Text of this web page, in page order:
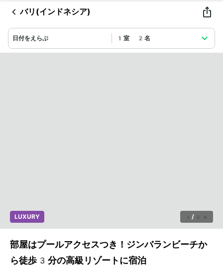
バリ(インドネシア)
日付をえらぶ 1室 2名
1 / 34
LUXURY
部屋はプールアクセスつき！ジンバランビーチか
ら徒歩3分の高級リゾートに宿泊